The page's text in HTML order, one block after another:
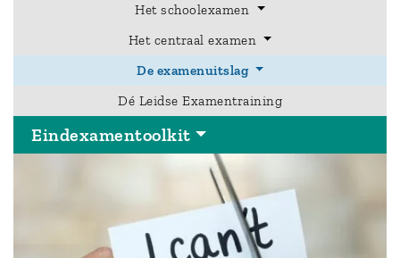
Het schoolexamen
Het centraal examen
De examenuitslag
Dé Leidse Examentraining
Eindexamentoolkit